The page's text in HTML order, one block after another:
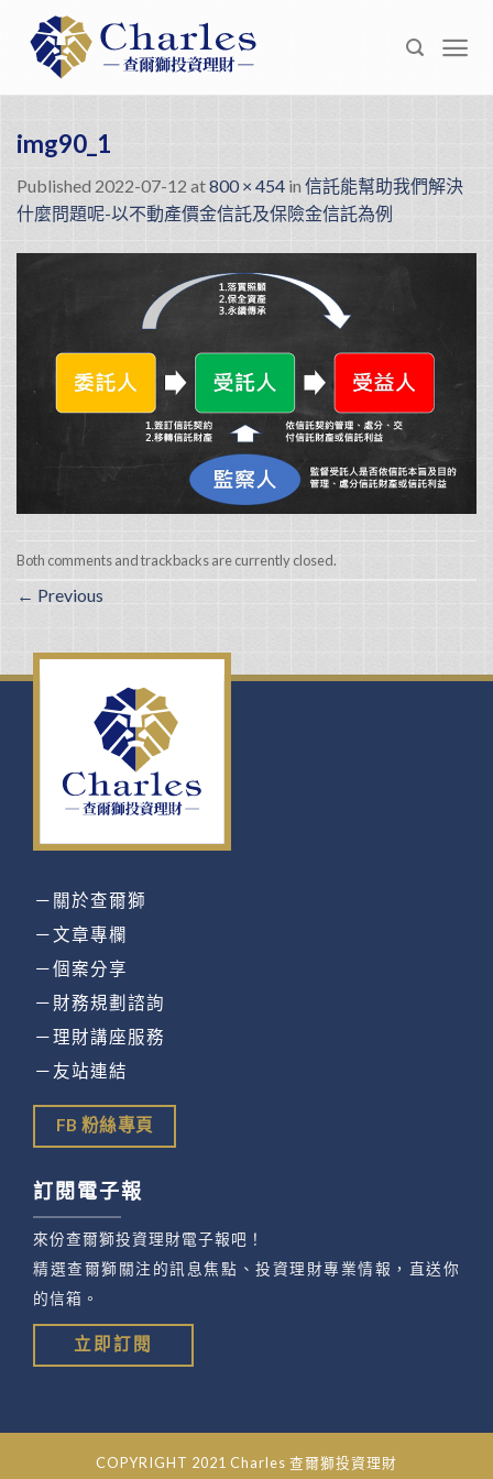
content
img90_1
Published 2022-07-12 at800 × 454 in 信託能幫助我們解決
什麼問題呢-以不動產價金信託及保險金信託為例
Both comments and trackbacks are currently closed.
← Previous
－關於查爾獅
－文章專欄
－個案分享
－財務規劃諮詢
－理財講座服務
－友站連結
FB 粉絲專頁
訂閱電子報
來份查爾獅投資理財電子報吧！
精選查爾獅關注的訊息焦點、投資理財專業情報，直送你
的信箱。
立即訂閱
COPYRIGHT 2021 Charles 查爾獅投資理財